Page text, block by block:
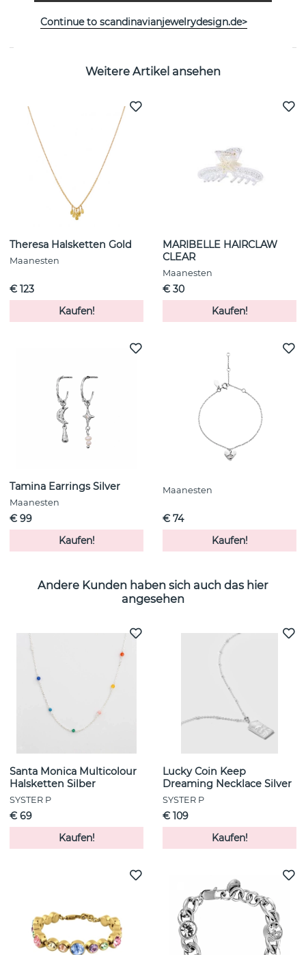
Kollektion: Zodiac
Weitere Artikel ansehen
Theresa Halsketten Gold
Maanesten
€ 123
Kaufen!
MARIBELLE HAIRCLAW
CLEAR
Maanesten
€ 30
Kaufen!
Tamina Earrings Silver
Maanesten
€ 99
Kaufen!
Maanesten
€ 74
Kaufen!
Andere Kunden haben sich auch das hier
angesehen
Santa Monica Multicolour
Halsketten Silber
SYSTER P
€ 69
Kaufen!
Lucky Coin Keep
Dreaming Necklace Silver
SYSTER P
€ 109
Kaufen!
Continue to scandinavianjewelrydesign.de>